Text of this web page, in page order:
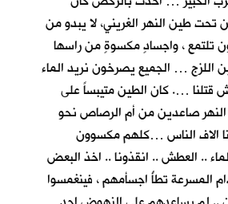
تحت طين النهر الغريني، لا يبدو من
تلتمع ، واجسادٍ مكسوةٍ من راسها
اللزج … الجميع يصرخون نريد الماء
قتلنا …. كان الطين متيبساً على
صاعدين من أم الرصاص نحو
الاف الناس …كلهم مكسوون
.. العطش .. انقذونا .. اخذ البعض
المسرعة تطأُ اجسأمهم ، فينغمسوا